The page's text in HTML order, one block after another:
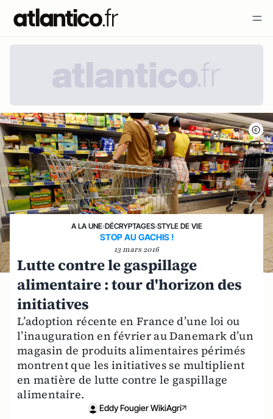
A LA UNE›DÉCRYPTAGES›STYLE DE VIE
STOP AU GACHIS !
13 mars 2016
Lutte contre le gaspillage
alimentaire : tour d'horizon des
initiatives
L’adoption récente en France d’une loi ou
l’inauguration en février au Danemark d’un
magasin de produits alimentaires périmés
montrent que les initiatives se multiplient
en matière de lutte contre le gaspillage
alimentaire.
Eddy Fougier WikiAgri